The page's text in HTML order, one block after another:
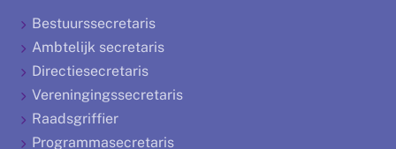
Bestuurssecretaris
Ambtelijk secretaris
Directiesecretaris
Vereningingssecretaris
Raadsgriffier
Programmasecretaris